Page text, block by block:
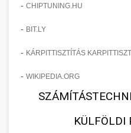
- CHIPTUNING.HU
- BIT.LY
- KÁRPITTISZTÍTÁS
- WIKIPEDIA.ORG
KÜLFÖLDI